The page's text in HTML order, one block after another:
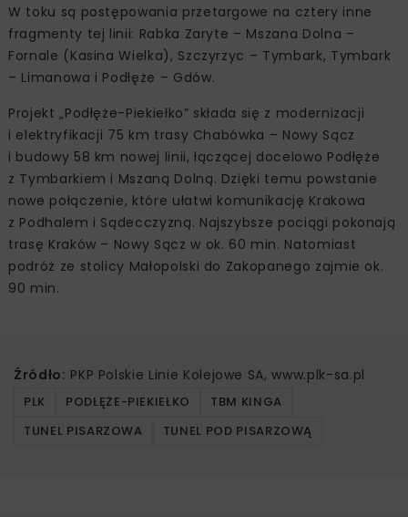
W toku są postępowania przetargowe na cztery inne
fragmenty tej linii: Rabka Zaryte – Mszana Dolna –
Fornale (Kasina Wielka), Szczyrzyc – Tymbark, Tymbark
– Limanowa i Podłęże – Gdów.
Projekt „Podłęże-Piekiełko” składa się z modernizacji
i elektryfikacji 75 km trasy Chabówka – Nowy Sącz
i budowy 58 km nowej linii, łączącej docelowo Podłęże
z Tymbarkiem i Mszaną Dolną. Dzięki temu powstanie
nowe połączenie, które ułatwi komunikację Krakowa
z Podhalem i Sądecczyzną. Najszybsze pociągi pokonają
trasę Kraków – Nowy Sącz w ok. 60 min. Natomiast
podróż ze stolicy Małopolski do Zakopanego zajmie ok.
90 min.
Źródło: PKP Polskie Linie Kolejowe SA, www.plk-sa.pl
PLK PODŁĘŻE-PIEKIEŁKO
TBM KINGA
TUNEL PISARZOWA
TUNEL POD PISARZOWĄ